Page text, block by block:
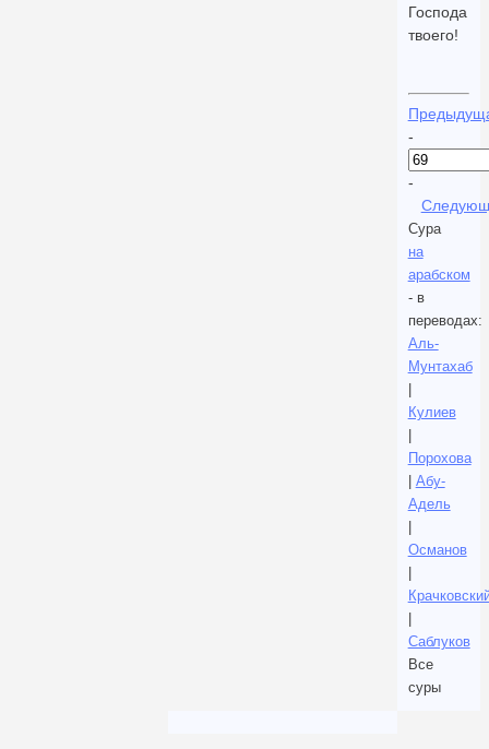
Господа
твоего!
-
-
Сура
на
арабском
- в
переводах:
Аль-
Мунтахаб
Кулиев
Порохова
Абу-
Адель
Османов
Саблуков
Все
суры